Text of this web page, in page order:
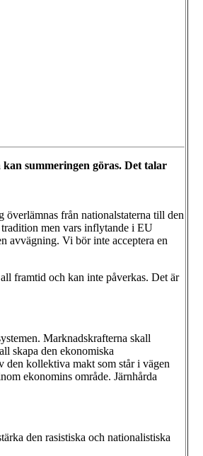
summeringen göras. Det talar
överlämnas från nationalstaterna till den
men vars inflytande i EU
avvägning. Vi bör inte acceptera en
framtid och kan inte påverkas. Det är
Marknadskrafterna skall
skapa den ekonomiska
den kollektiva makt som står i vägen
ekonomins område. Järnhårda
den rasistiska och nationalistiska